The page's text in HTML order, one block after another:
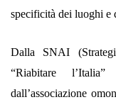
specificità dei luoghi e
Dalla SNAI
“Riabitare
dall’associazione